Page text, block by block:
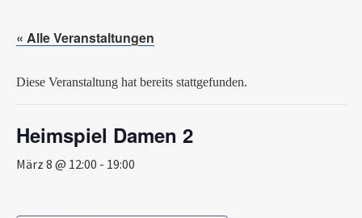
« Alle Veranstaltungen
Diese Veranstaltung hat bereits stattgefunden.
Heimspiel Damen 2
März 8 @ 12:00 - 19:00